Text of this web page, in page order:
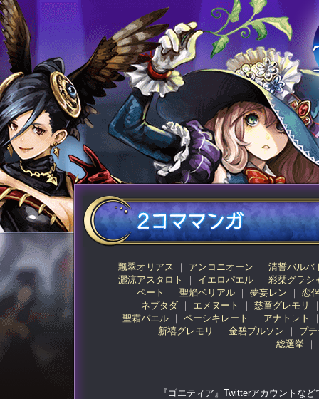
飄翠オリアス アンコニオーン
清誓バルバ
灑涼アスタロト
イエロパエル
彩栞グラシ
ペート
聖焔ベリアル 夢妄レン
恋
ネプタダ
エメヌート
慈童グレモリ
聖霜バエル
ペーシキレート
アナトレト
新禧グレモリ
金碧プルソン
プ
総選挙
『ゴエティア』Twitterアカウントな